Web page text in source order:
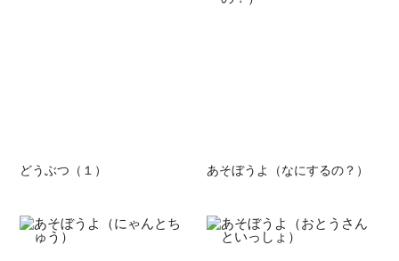
どうぶつ（１） あそぼうよ（なにするの？）